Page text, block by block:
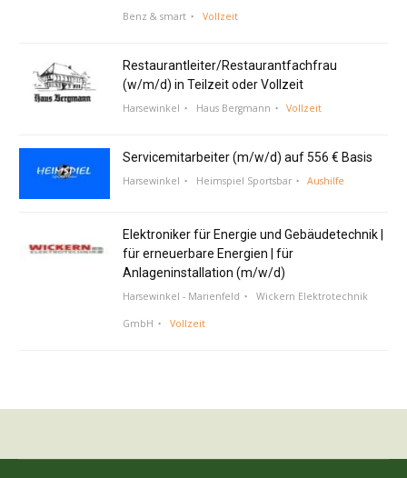
Benz & smart Vollzeit
Restaurantleiter/Restaurantfachfrau
(w/m/d) in Teilzeit oder Vollzeit
Harsewinkel Haus Bergmann Vollzeit
Servicemitarbeiter (m/w/d) auf 556 € Basis
Harsewinkel Heimspiel Sportsbar Aushilfe
Elektroniker für Energie und Gebäudetechnik |
für erneuerbare Energien | für
Anlageninstallation (m/w/d)
Harsewinkel - Marienfeld Wickern Elektrotechnik
GmbH Vollzeit